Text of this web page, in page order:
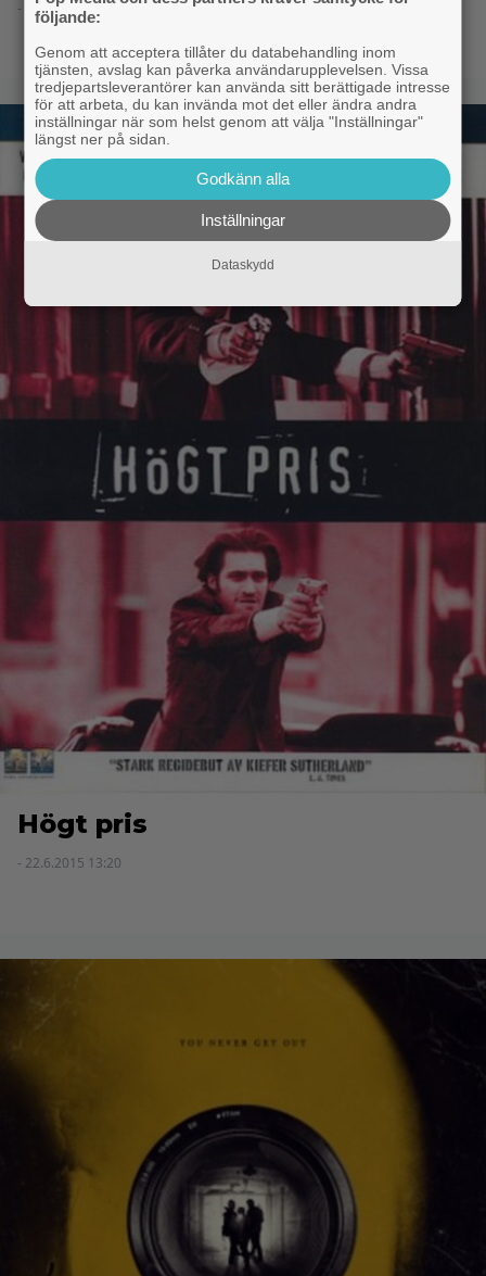
- 20.4.2016 11:05
Högt pris
- 22.6.2015 13:20
följande:
Genom att acceptera tillåter du databehandling inom
tjänsten, avslag kan påverka användarupplevelsen. Vissa
tredjepartsleverantörer kan använda sitt berättigade intresse
för att arbeta, du kan invända mot det eller ändra andra
inställningar när som helst genom att välja "Inställningar"
längst ner på sidan.
Godkänn alla
Inställningar
Dataskydd